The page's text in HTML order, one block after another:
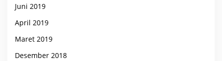
Juni 2019
April 2019
Maret 2019
Desember 2018